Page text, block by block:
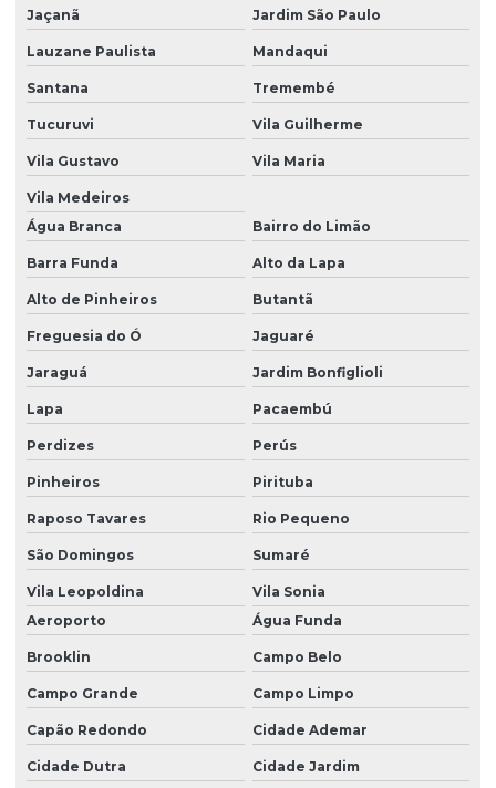
Inventário florestal empresas
Investigação ambiental confirmatória
Investigação ambiental detalhada
Investigação ambiental preliminar
Laudo ambiental
Laudo de fauna
Laudo de fauna e flora
Laudo de flora
Laudo geológico
Laudo hidrológico
Laudo de vistoria ambiental
Laudos quimicos
Laudos técnicos ambientais
Licenciamento ambiental
Licenciamento ambiental e eia rima
Licenciamento ambiental de empreendimentos
Licenciamento ambiental empresa
Licenciamento ambiental para industrias
Licenciamento ambiental rs
Jaçanã Jardim São Paulo
Lauzane Paulista Mandaqui
Santana Tremembé
Tucuruvi Vila Guilherme
Vila Gustavo Vila Maria
Vila Medeiros
Água Branca
Bairro do Limão
Barra Funda Alto da Lapa
Alto de Pinheiros Butantã
Freguesia do Ó Jaguaré
Jaraguá Jardim Bonfiglioli
Lapa Pacaembú
Perdizes Perús
Pinheiros Pirituba
Raposo Tavares Rio Pequeno
São Domingos Sumaré
Vila Leopoldina
Vila Sonia
Aeroporto
Água Funda
Brooklin Campo Belo
Campo Grande Campo Limpo
Capão Redondo Cidade Ademar
Cidade Dutra Cidade Jardim